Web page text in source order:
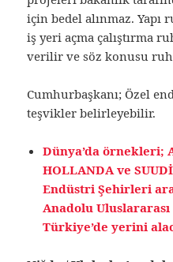
için bedel alınmaz. Yapı
iş yeri açma çalıştırma
verilir ve söz konusu
Cumhurbaşkanı; Özel
teşvikler belirleyebilir.
Dünya’da örnekleri;
HOLLANDA ve
Endüstri Şehirleri
Anadolu
Türkiye’de yerini